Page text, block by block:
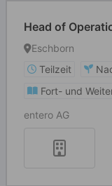
Head of
Eschborn
Teilzeit
Fort- und
entero AG